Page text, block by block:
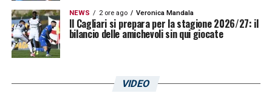
NEWS 2 ore ago Veronica Mandala
Il Cagliari si prepara per la stagione 2026/27: il
bilancio delle amichevoli sin qui giocate
VIDEO